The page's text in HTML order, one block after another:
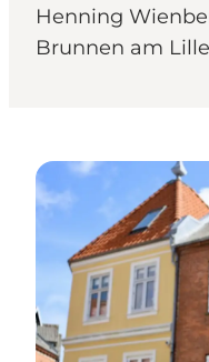
Henning
Brunnen am